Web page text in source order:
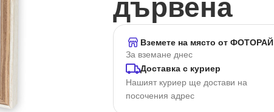
дървена
Вземете на място от ФОТОРАЙ
За вземане днес
Доставка с куриер
Нашият куриер ще достави на
посочения адрес